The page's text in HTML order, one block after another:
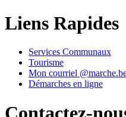
Liens Rapides
Services Communaux
Tourisme
Mon courriel
Démarches en ligne
Contactez-